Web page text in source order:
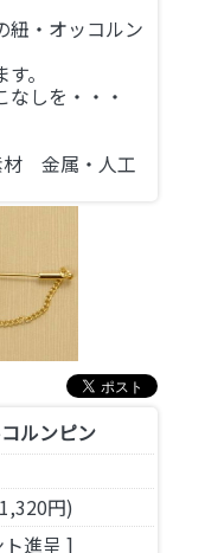
紐・オッコルン
。
しを・・・
材 金属・人工
ルンピン
円)
進呈 ]